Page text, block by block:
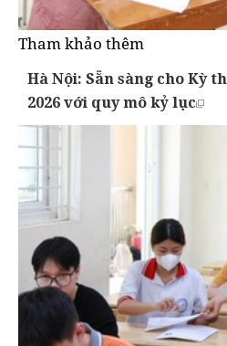
Tham khảo thêm
Hà Nội: Sẵn sàng cho Kỳ
2026 với quy mô kỷ lục